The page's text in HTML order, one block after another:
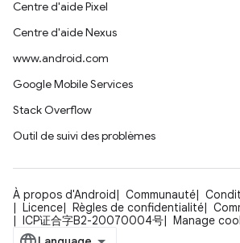
Centre d'aide Pixel
Centre d'aide Nexus
www.android.com
Google Mobile Services
Stack Overflow
Outil de suivi des problèmes
À propos d'Android Communauté
Licence
Règles de confidentialité
ICP证合字B2-20070004号
Manage